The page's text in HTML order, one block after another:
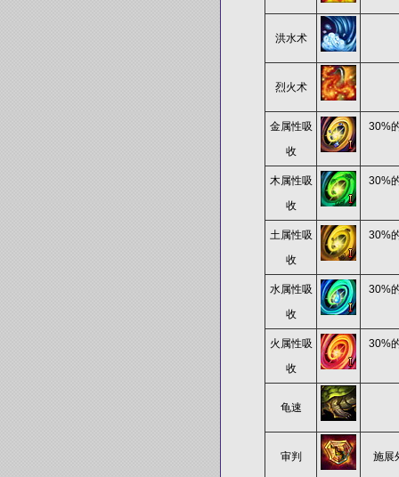
洪水术
烈火术
金属性吸
收
30%
木属性吸
收
30%
土属性吸
收
30%
水属性吸
收
30%
火属性吸
收
30%
龟速
审判 施展